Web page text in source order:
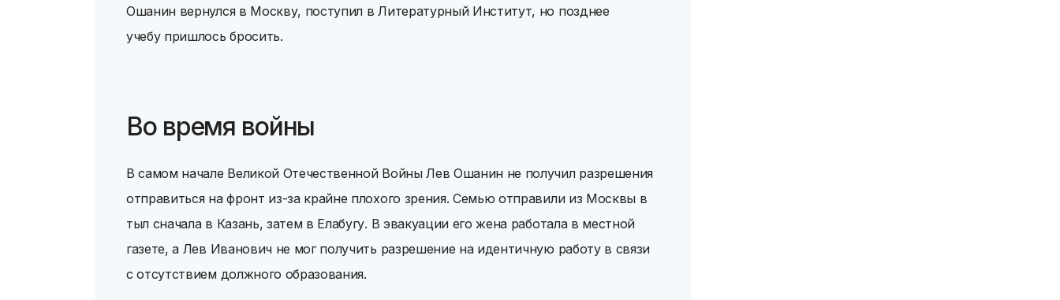
Ошанин вернулся в Москву, поступил в Литературный Институт, но позднее
учебу пришлось бросить.
Во время войны
В самом начале Великой Отечественной Войны Лев Ошанин не получил разрешения
отправиться на фронт из-за крайне плохого зрения. Семью отправили из Москвы в
тыл сначала в Казань, затем в Елабугу. В эвакуации его жена работала в местной
газете, а Лев Иванович не мог получить разрешение на идентичную работу в связи
с отсутствием должного образования.